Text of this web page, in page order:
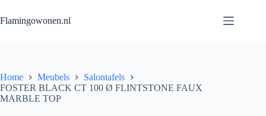
Flamingowonen.nl
Home Meubels
Salontafels
FOSTER BLACK CT 100 Ø FLINTSTONE FAUX
MARBLE TOP